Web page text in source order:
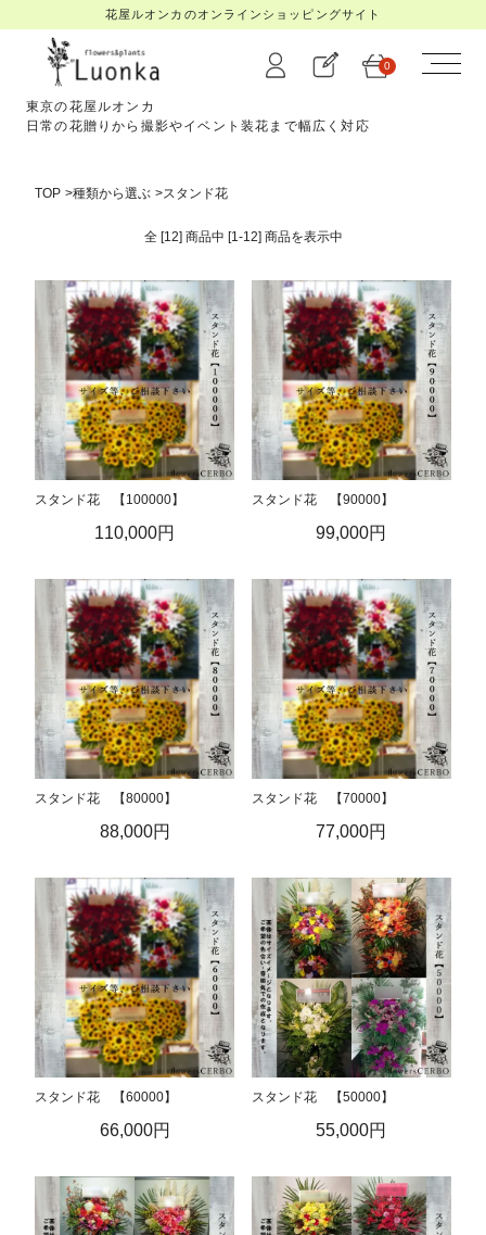
花屋ルオンカのオンラインショッピングサイト
東京の花屋ルオンカ
日常の花贈りから撮影やイベント装花まで幅広く対応
0
TOP >種類から選ぶ >スタンド花
全 [12] 商品中 [1-12] 商品を表示中
スタンド花 【100000】
110,000円
スタンド花 【90000】
99,000円
スタンド花 【80000】
88,000円
スタンド花 【70000】
77,000円
スタンド花 【60000】
66,000円
スタンド花 【50000】
55,000円